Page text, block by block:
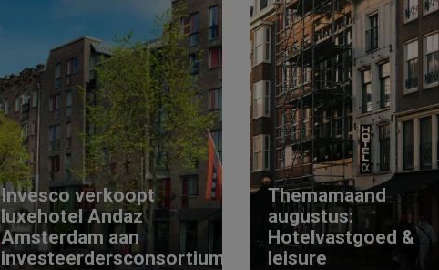
Invesco verkoopt
luxehotel Andaz
Amsterdam aan
investeerdersconsortium
Themamaand
augustus:
Hotelvastgoed &
leisure